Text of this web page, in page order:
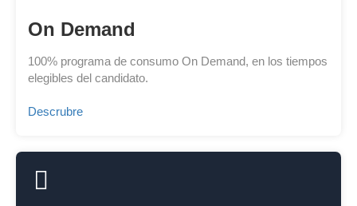
On Demand
100% programa de consumo On Demand, en los tiempos
elegibles del candidato.
Descrubre